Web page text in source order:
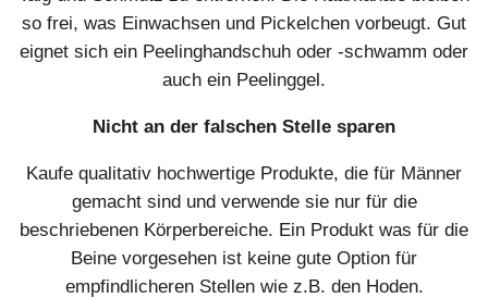
so frei, was Einwachsen und Pickelchen vorbeugt. Gut
eignet sich ein Peelinghandschuh oder -schwamm oder
auch ein Peelinggel.
Nicht an der falschen Stelle sparen
Kaufe qualitativ hochwertige Produkte, die für Männer
gemacht sind und verwende sie nur für die
beschriebenen Körperbereiche. Ein Produkt was für die
Beine vorgesehen ist keine gute Option für
empfindlicheren Stellen wie z.B. den Hoden.